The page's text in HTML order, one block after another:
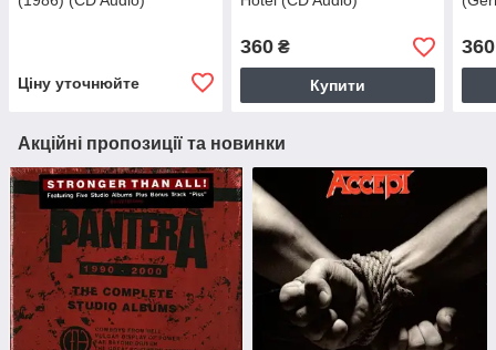
Ціну уточнюйте
360₴
Купити
360
Акційні пропозиції та новинки